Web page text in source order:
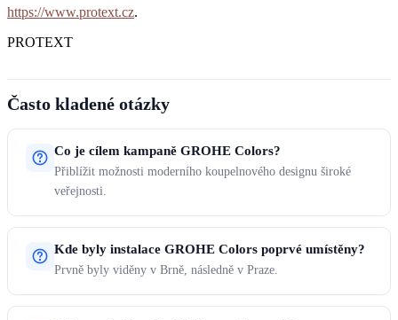
https://www.protext.cz.
PROTEXT
Často kladené otázky
Co je cílem kampaně GROHE Colors?
Přiblížit možnosti moderního koupelnového designu široké
veřejnosti.
Kde byly instalace GROHE Colors poprvé umístěny?
Prvně byly viděny v Brně, následně v Praze.